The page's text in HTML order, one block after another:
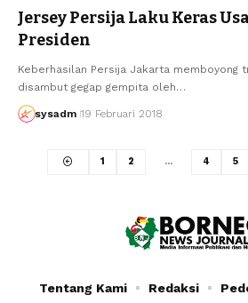
Jersey Persija Laku Keras
Presiden
Keberhasilan Persija Jakarta memboyong
disambut gegap gempita oleh…
sysadm 19 Februari 2018
1 2 … 4 5
Tentang Kami Redaksi